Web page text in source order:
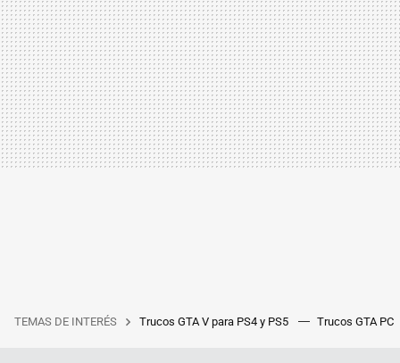
TEMAS DE INTERÉS Trucos GTA V para PS4 y PS5 Trucos GTA PC